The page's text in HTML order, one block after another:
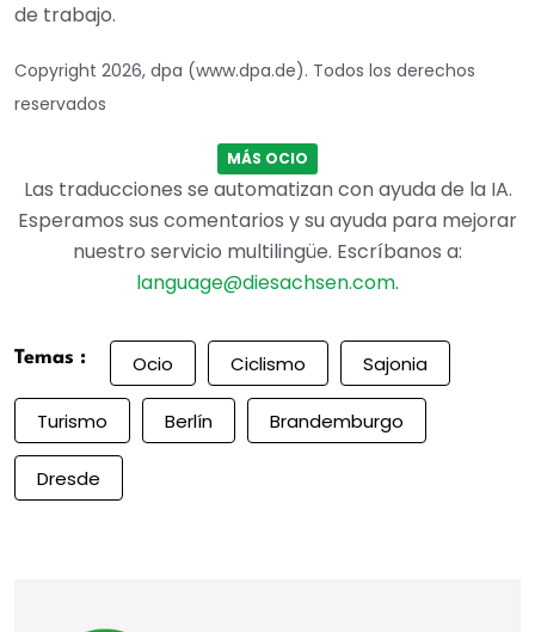
de trabajo.
Copyright 2026, dpa (www.dpa.de). Todos los derechos
reservados
MÁS OCIO
Las traducciones se automatizan con ayuda de la IA.
Esperamos sus comentarios y su ayuda para mejorar
nuestro servicio multilingüe. Escríbanos a:
language@diesachsen.com.
Temas : Ocio Ciclismo Sajonia
Turismo Berlín Brandemburgo
Dresde